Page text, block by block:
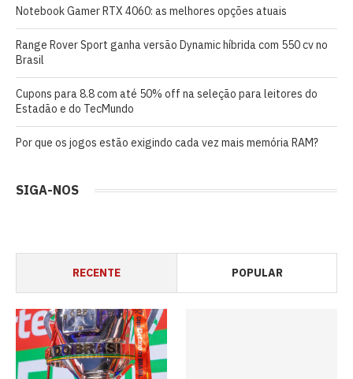
Notebook Gamer RTX 4060: as melhores opções atuais
Range Rover Sport ganha versão Dynamic híbrida com 550 cv no
Brasil
Cupons para 8.8 com até 50% off na seleção para leitores do
Estadão e do TecMundo
Por que os jogos estão exigindo cada vez mais memória RAM?
SIGA-NOS
RECENTE POPULAR